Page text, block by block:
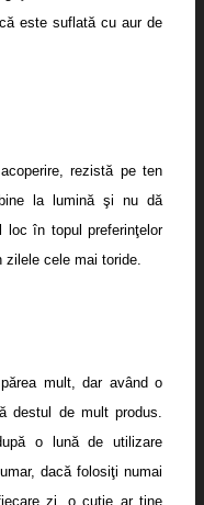
este suflată cu aur de
rezistă pe ten
la lumină şi nu dă
loc în topul preferinţelor
zilele cele mai toride.
mult, dar având o
destul de mult produs.
o lună de utilizare
dacă folosiţi numai
zi, o cutie ar ţine